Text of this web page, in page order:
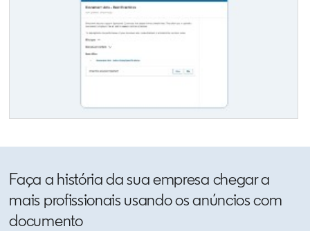
Faça a história da sua empresa chegar a
mais profissionais usando os anúncios com
documento